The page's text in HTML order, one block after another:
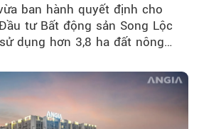
ban hành quyết định cho
tư Bất động sản Song Lộc
dụng hơn 3,8 ha đất nông